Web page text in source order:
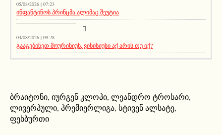
05/08/2026 | 07:23
ინფანტინოს პრინცმა ალიმაც შეუტია
აქეთურ-იქითური
04/08/2026 | 09:28
გააგებინეთ მოურინიუს, ვინისიუსი აქ არის თუ იქ?
ბრაიტონი, იურგენ კლოპი, ლეანდრო ტროსარი,
ლივერპული, პრემიერლიგა, სტივენ ალსატე,
ფეხბურთი